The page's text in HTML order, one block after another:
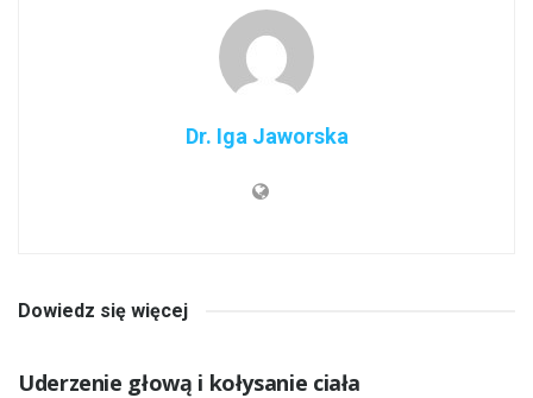
Dr. Iga Jaworska
Dowiedz się więcej
Uderzenie głową i kołysanie ciała